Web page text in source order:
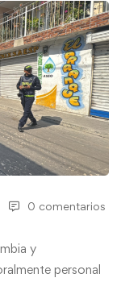
0 comentarios
y
personal